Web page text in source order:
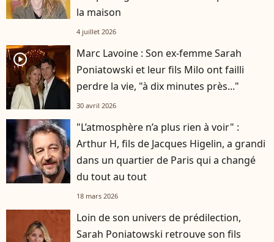
la maison
4 juillet 2026
player2
Marc Lavoine : Son ex-femme Sarah
Poniatowski et leur fils Milo ont failli
perdre la vie, "à dix minutes près..."
30 avril 2026
"L’atmosphère n’a plus rien à voir" :
Arthur H, fils de Jacques Higelin, a grandi
dans un quartier de Paris qui a changé
du tout au tout
18 mars 2026
Loin de son univers de prédilection,
Sarah Poniatowski retrouve son fils